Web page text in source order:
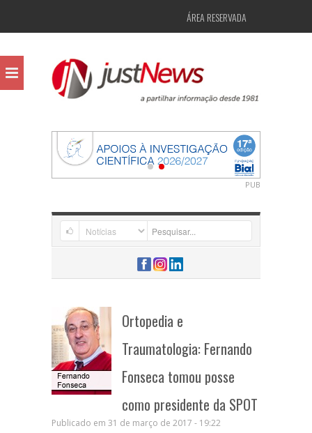
ÁREA RESERVADA
PUB
Ortopedia e
Traumatologia: Fernando
Fonseca tomou posse
como presidente da SPOT
Publicado em 31 de março de 2017 - 19:22